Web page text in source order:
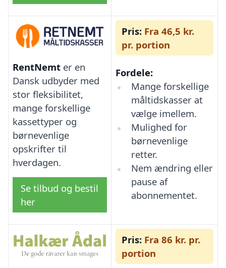
RentNemt er en
Dansk udbyder med
stor fleksibilitet,
mange forskellige
kassettyper og
børnevenlige
opskrifter til
hverdagen.
Se tilbud og bestil
her
Pris: Fra 46,5 kr.
pr. portion
Fordele:
Mange forskellige
måltidskasser at
vælge imellem.
Mulighed for
børnevenlige
retter.
Nem ændring eller
pause af
abonnementet.
Pris: Fra 86 kr. pr.
portion